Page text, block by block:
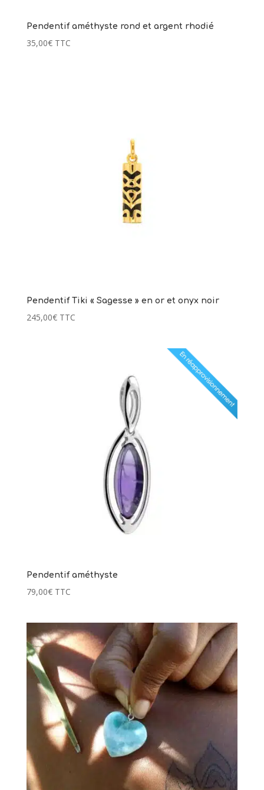
2 avis
Pendentif améthyste rond et argent rhodié
35,00€ TTC
Pendentif Tiki « Sagesse » en or et onyx noir
245,00€ TTC
Pendentif améthyste
79,00€ TTC